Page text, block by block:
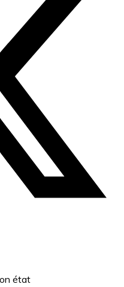
état